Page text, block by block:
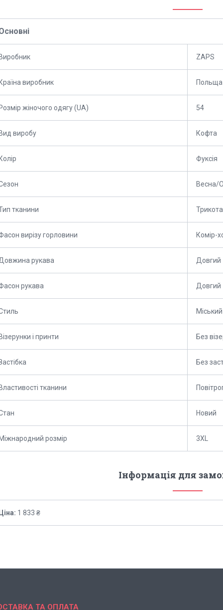
ZAPS
виробник Польща
жіночого одягу (UA) 54
виробу Кофта
Фуксія
Весна/
тканини
вирізу горловини Комір-
рукава Довгий
рукава Довгий
Міський
і принти Без
Без
тканини
Новий
розмір 3XL
Інформація для
1 833 ₴
ТА ОПЛАТА